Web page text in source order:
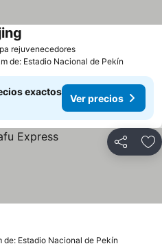
rejuvenecedores
de: Estadio Nacional de Pekín
exactos
Ver precios
Compartir
de: Estadio Nacional de Pekín